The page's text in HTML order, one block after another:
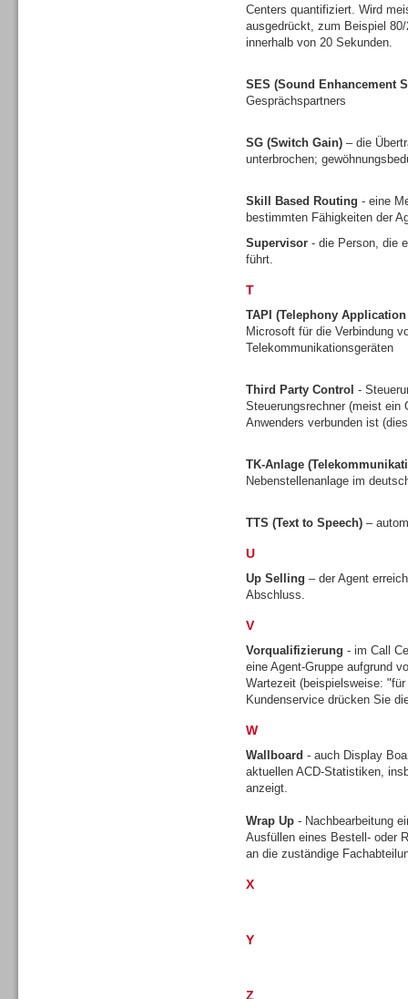
Centers quantifiziert. Wird
ausgedrückt, zum Beispiel
innerhalb von 20 Sekunden.
SES (Sound Enhancement
Gesprächspartners
SG (Switch Gain) – die
unterbrochen;
Skill Based Routing - eine
bestimmten Fähigkeiten der
Supervisor - die Person, die
führt.
T
TAPI (Telephony
Microsoft für die Verbindung
Telekommunikationsgeräten
Third Party Control -
Steuerungsrechner (meist ein
Anwenders verbunden ist
TK-Anlage
Nebenstellenanlage im
TTS (Text to Speech) –
U
Up Selling – der Agent
Abschluss.
V
Vorqualifizierung - im Call
eine Agent-Gruppe aufgrund
Wartezeit (beispielsweise:
Kundenservice drücken Sie
W
Wallboard - auch Display
aktuellen ACD-Statistiken,
anzeigt.
Wrap Up - Nachbearbeitung
Ausfüllen eines Bestell- oder
an die zuständige
X
Y
Z